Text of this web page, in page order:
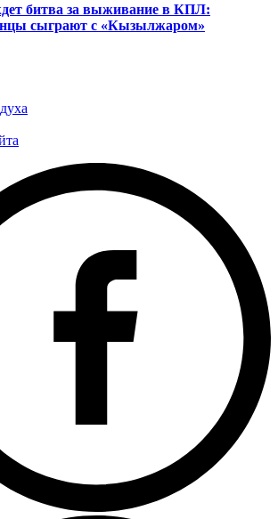
битва за выживание в КПЛ:
сыграют с «Кызылжаром»